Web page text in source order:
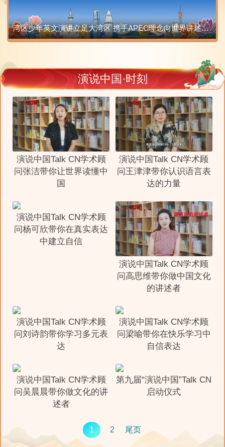
演说中国·时刻
演说中国Talk CN学术顾
问张洁带你让世界读懂中
国
演说中国Talk CN学术顾
问王津津带你认识语言表
达的力量
演说中国Talk CN学术顾
问杨可欣带你在真实表达
中建立自信
演说中国Talk CN学术顾
问高思维带你做中国文化
的讲述者
演说中国Talk CN学术顾
问刘诗韵带你学习多元表
达
演说中国Talk CN学术顾
问梁喻带你在快乐学习中
自信表达
演说中国Talk CN学术顾
问吴晨晨带你做文化的讲
述者
第九届“演说中国”Talk CN
启动仪式
1 2 尾页